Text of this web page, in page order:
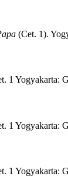
(Cet. 1).
1 Yogyakarta:
1 Yogyakarta:
1 Yogyakarta: